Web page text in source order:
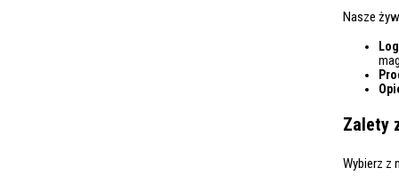
Nasze
Zalety
Wybierz z